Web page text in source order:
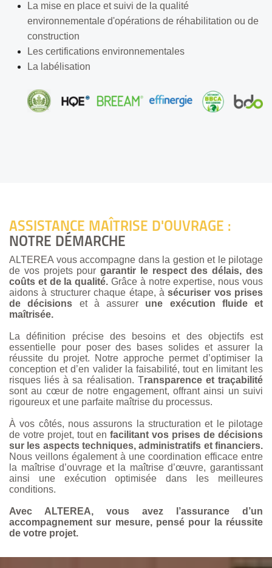
La mise en place et suivi de la qualité
environnementale d'opérations de réhabilitation ou de
construction
Les certifications environnementales
La labélisation
ASSISTANCE MAÎTRISE D'OUVRAGE :
NOTRE DÉMARCHE
ALTEREA vous accompagne dans la gestion et le pilotage
de vos projets pourgarantir le respect des délais, des
coûts et de la qualité. Grâce à notre expertise, nous vous
aidons à structurer chaque étape, àsécuriser vos prises
de décisions et à assurer une exécution fluide et
maîtrisée.
La définition précise des besoins et des objectifs est
essentielle pour poser des bases solides et assurer la
réussite du projet. Notre approche permet d’optimiser la
conception et d’en valider la faisabilité, tout en limitant les
risques liés à sa réalisation. Transparence et traçabilité
sont au cœur de notre engagement, offrant ainsi un suivi
rigoureux et une parfaite maîtrise du processus.
À vos côtés, nous assurons la structuration et le pilotage
de votre projet, tout en facilitant vos prises de décisions
sur les aspects techniques, administratifs et financiers.
Nous veillons également à une coordination efficace entre
la maîtrise d’ouvrage et la maîtrise d’œuvre, garantissant
ainsi une exécution optimisée dans les meilleures
conditions.
Avec ALTEREA, vous avez l’assurance d’un
accompagnement sur mesure, pensé pour la réussite
de votre projet.